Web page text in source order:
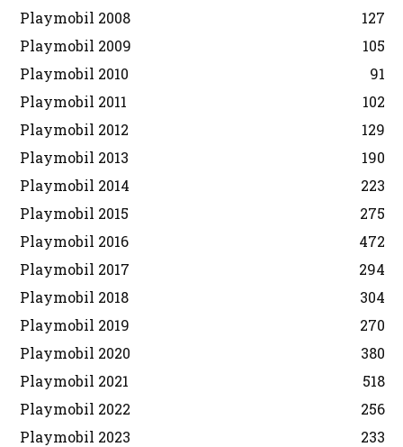
Playmobil 2008
127
Playmobil 2009
105
Playmobil 2010
91
Playmobil 2011
102
Playmobil 2012
129
Playmobil 2013
190
Playmobil 2014
223
Playmobil 2015
275
Playmobil 2016
472
Playmobil 2017
294
Playmobil 2018
304
Playmobil 2019
270
Playmobil 2020
380
Playmobil 2021
518
Playmobil 2022
256
Playmobil 2023
233